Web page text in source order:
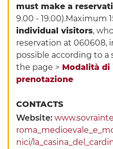
must make a
9.00 - 19.00).Maximum
individual visitors,
reservation at 060608,
possible according to
the page > Modalità di
prenotazione
CONTACTS
Website:
nici/